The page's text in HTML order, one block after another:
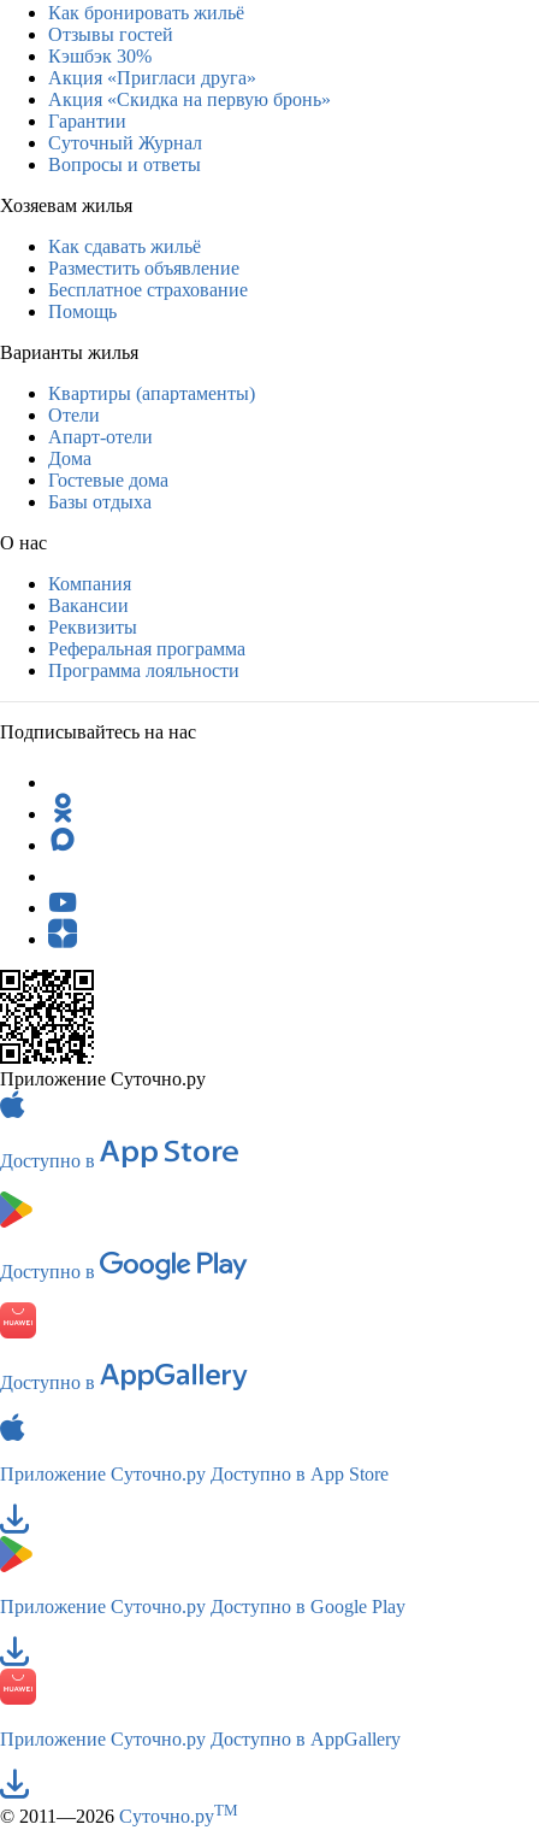
Как бронировать жильё
Отзывы гостей
Кэшбэк 30%
Акция «Пригласи друга»
Акция «Скидка на первую бронь»
Гарантии
Суточный Журнал
Вопросы и ответы
Хозяевам жилья
Как сдавать жильё
Разместить объявление
Бесплатное страхование
Помощь
Варианты жилья
Квартиры (апартаменты)
Отели
Апарт-отели
Дома
Гостевые дома
Базы отдыха
О нас
Компания
Вакансии
Реквизиты
Реферальная программа
Программа лояльности
Подписывайтесь на нас
Приложение Суточно.ру
Доступно в
Доступно в
Доступно в
Приложение Суточно.ру Доступно в App Store
Приложение Суточно.ру Доступно в Google Play
Приложение Суточно.ру Доступно в AppGallery
© 2011—2026 Суточно.руTM